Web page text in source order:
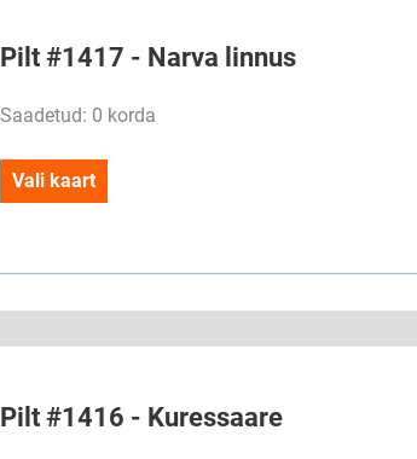
Pilt #1417 - Narva linnus
Saadetud: 0 korda
Vali kaart
Pilt #1416 - Kuressaare